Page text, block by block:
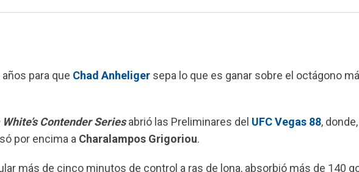
para que Chad Anheliger sepa lo que es ganar sobre el octágono
White’s Contender Seriesabrió las Preliminares del UFC Vegas 88,
por encima a Charalampos Grigoriou.
más de cinco minutos de control a ras de lona, absorbió más de 140